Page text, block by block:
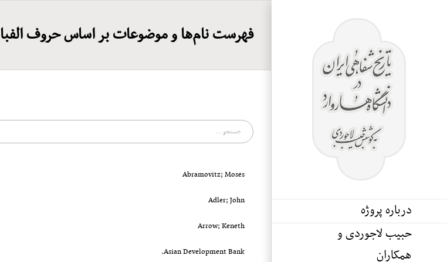
درباره پروژه
حبیب لاجوردی و
همکاران
فهرست نام‌ها و موضوعات بر اساس حروف الفبا
جستجو
برای:
Abramovitz; Moses
Adler; John
Arrow; Keneth
Asian Development Bank.